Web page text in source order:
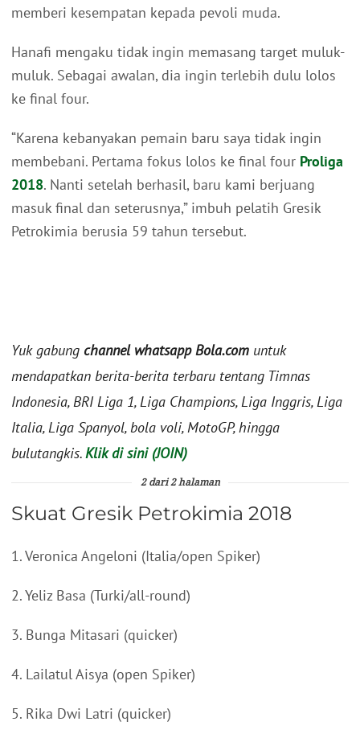
memberi kesempatan kepada pevoli muda.
Hanafi mengaku tidak ingin memasang target muluk-
muluk. Sebagai awalan, dia ingin terlebih dulu lolos
ke final four.
“Karena kebanyakan pemain baru saya tidak ingin
membebani. Pertama fokus lolos ke final four Proliga
2018. Nanti setelah berhasil, baru kami berjuang
masuk final dan seterusnya,” imbuh pelatih Gresik
Petrokimia berusia 59 tahun tersebut.
Yuk gabung channel whatsapp Bola.com untuk
mendapatkan berita-berita terbaru tentang Timnas
Indonesia, BRI Liga 1, Liga Champions, Liga Inggris, Liga
Italia, Liga Spanyol, bola voli, MotoGP, hingga
bulutangkis.Klik di sini (JOIN)
2 dari 2 halaman
Skuat Gresik Petrokimia 2018
1. Veronica Angeloni (Italia/open Spiker)
2. Yeliz Basa (Turki/all-round)
3. Bunga Mitasari (quicker)
4. Lailatul Aisya (open Spiker)
5. Rika Dwi Latri (quicker)